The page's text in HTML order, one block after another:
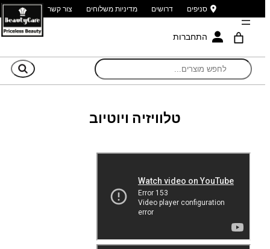
סניפים דרושים מדיניות משלוחים צור קשר
התחברות
טלוויזיה ויוטיוב